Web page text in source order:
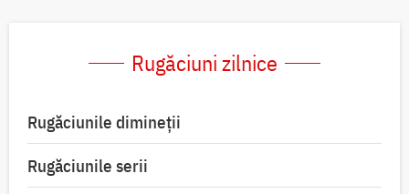
Rugăciuni zilnice
Rugăciunile dimineții
Rugăciunile serii